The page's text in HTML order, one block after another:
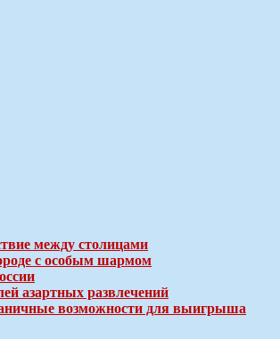
между столицами
с особым шармом
азартных развлечений
возможности для выигрыша